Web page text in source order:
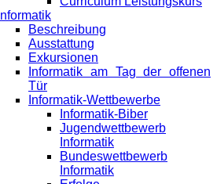
Informatik
Beschreibung
Ausstattung
Exkursionen
Informatik am Tag der offenen
Tür
Informatik-Wettbewerbe
Informatik-Biber
Jugendwettbewerb
Informatik
Bundeswettbewerb
Informatik